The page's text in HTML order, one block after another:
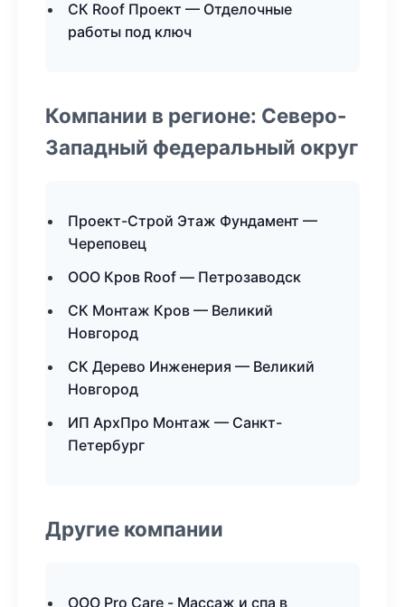
СК Roof Проект — Отделочные
работы под ключ
Компании в регионе: Северо-
Западный федеральный округ
Проект-Строй Этаж Фундамент —
Череповец
ООО Кров Roof — Петрозаводск
СК Монтаж Кров — Великий
Новгород
СК Дерево Инженерия — Великий
Новгород
ИП АрхПро Монтаж — Санкт-
Петербург
Другие компании
ООО Pro Care - Массаж и спа в